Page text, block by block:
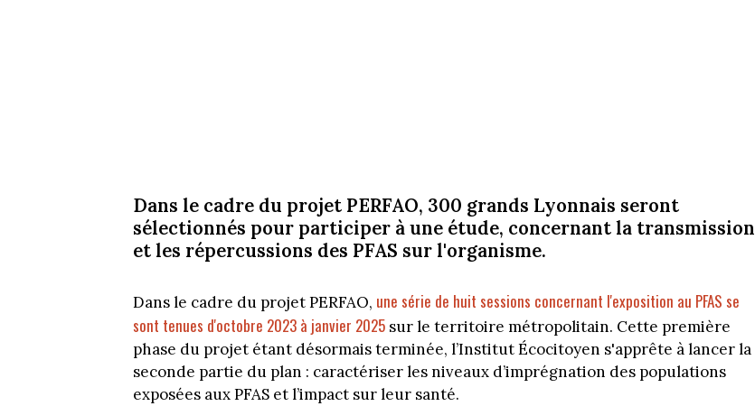
Dans le cadre du projet PERFAO, 300 grands Lyonnais seront
sélectionnés pour participer à une étude, concernant la transmission
et les répercussions des PFAS sur l'organisme.
Dans le cadre du projet PERFAO, une série de huit sessions concernant l'exposition au PFAS se
sont tenues d'octobre 2023 à janvier 2025 sur le territoire métropolitain. Cette première
phase du projet étant désormais terminée, l’Institut Écocitoyen s'apprête à lancer la
seconde partie du plan : caractériser les niveaux d’imprégnation des populations
exposées aux PFAS et l’impact sur leur santé.